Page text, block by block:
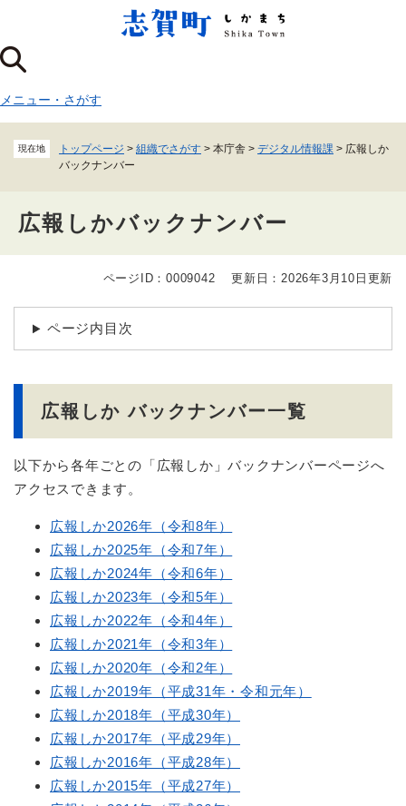
ジ
の
頭
で
メニューを飛ばして本文へ
メニュー ・ さがす
現在地 トップページ > 組織でさがす > 本庁舎 > デジタル情報課 > 広報しか
バックナンバー
広報しかバックナンバー
文
ページID：0009042 更新日：2026年3月10日更新
ページ内目次
広報しか バックナンバー一覧
以下から各年ごとの「広報しか」バックナンバーページへ
アクセスできます。
広報しか2026年（令和8年）
広報しか2025年（令和7年）
広報しか2024年（令和6年）
広報しか2023年（令和5年）
広報しか2022年（令和4年）
広報しか2021年（令和3年）
広報しか2020年（令和2年）
広報しか2019年（平成31年・令和元年）
広報しか2018年（平成30年）
広報しか2017年（平成29年）
広報しか2016年（平成28年）
広報しか2015年（平成27年）